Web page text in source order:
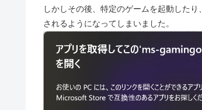
しかしその後、特定のゲームを起動した
されるようになってしまいました。